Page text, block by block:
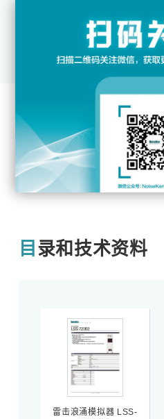
流线路耦合单元（三相A
C600V/50A）
目录和技术资料
雷击浪涌模拟器 LSS-